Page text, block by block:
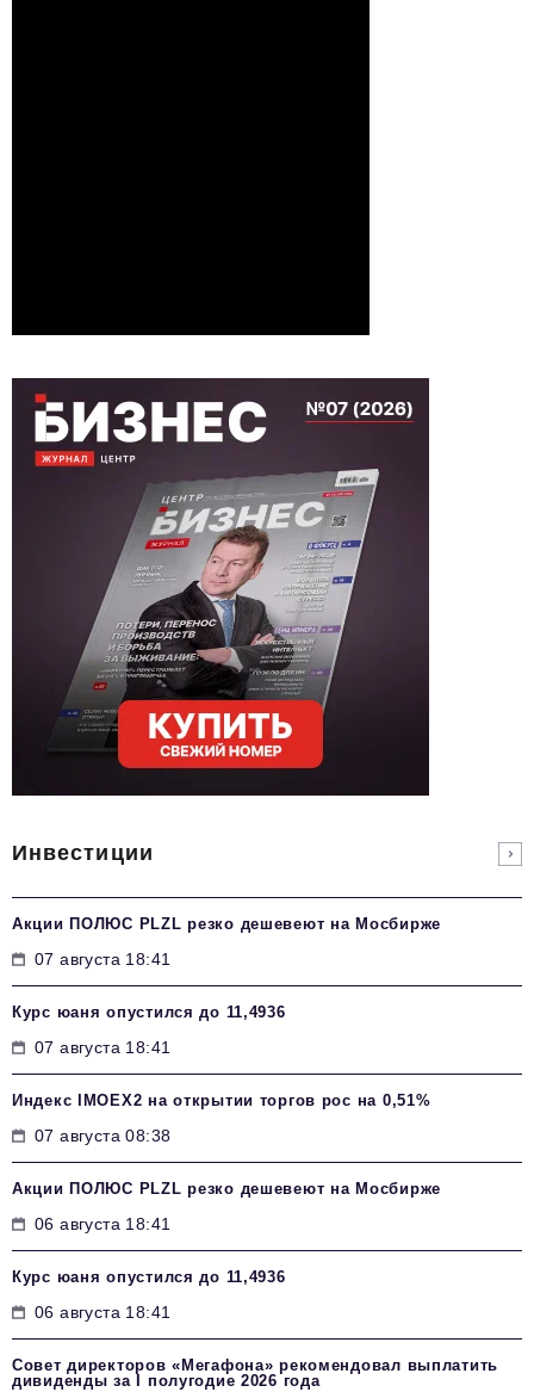
Инвестиции
Акции ПОЛЮС PLZL резко дешевеют на Мосбирже
07 августа 18:41
Курс юаня опустился до 11,4936
07 августа 18:41
Индекс IMOEX2 на открытии торгов рос на 0,51%
07 августа 08:38
Акции ПОЛЮС PLZL резко дешевеют на Мосбирже
06 августа 18:41
Курс юаня опустился до 11,4936
06 августа 18:41
Совет директоров «Мегафона» рекомендовал выплатить
дивиденды за I полугодие 2026 года